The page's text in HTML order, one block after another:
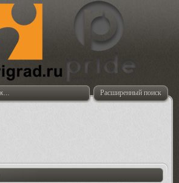
Расширенный поиск